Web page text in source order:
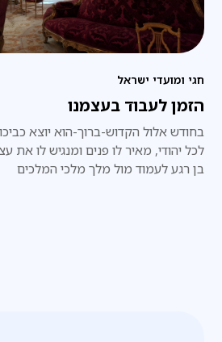
חגי ומועדי ישראל
הזמן לעבוד בעצמנו
בחודש אלול הקדוש-ברוך-הוא יוצא
לכל יהודי, מאיר לו פנים ומנגיש לו את
בן רגע לעמוד מול מלך מלכי המלכים